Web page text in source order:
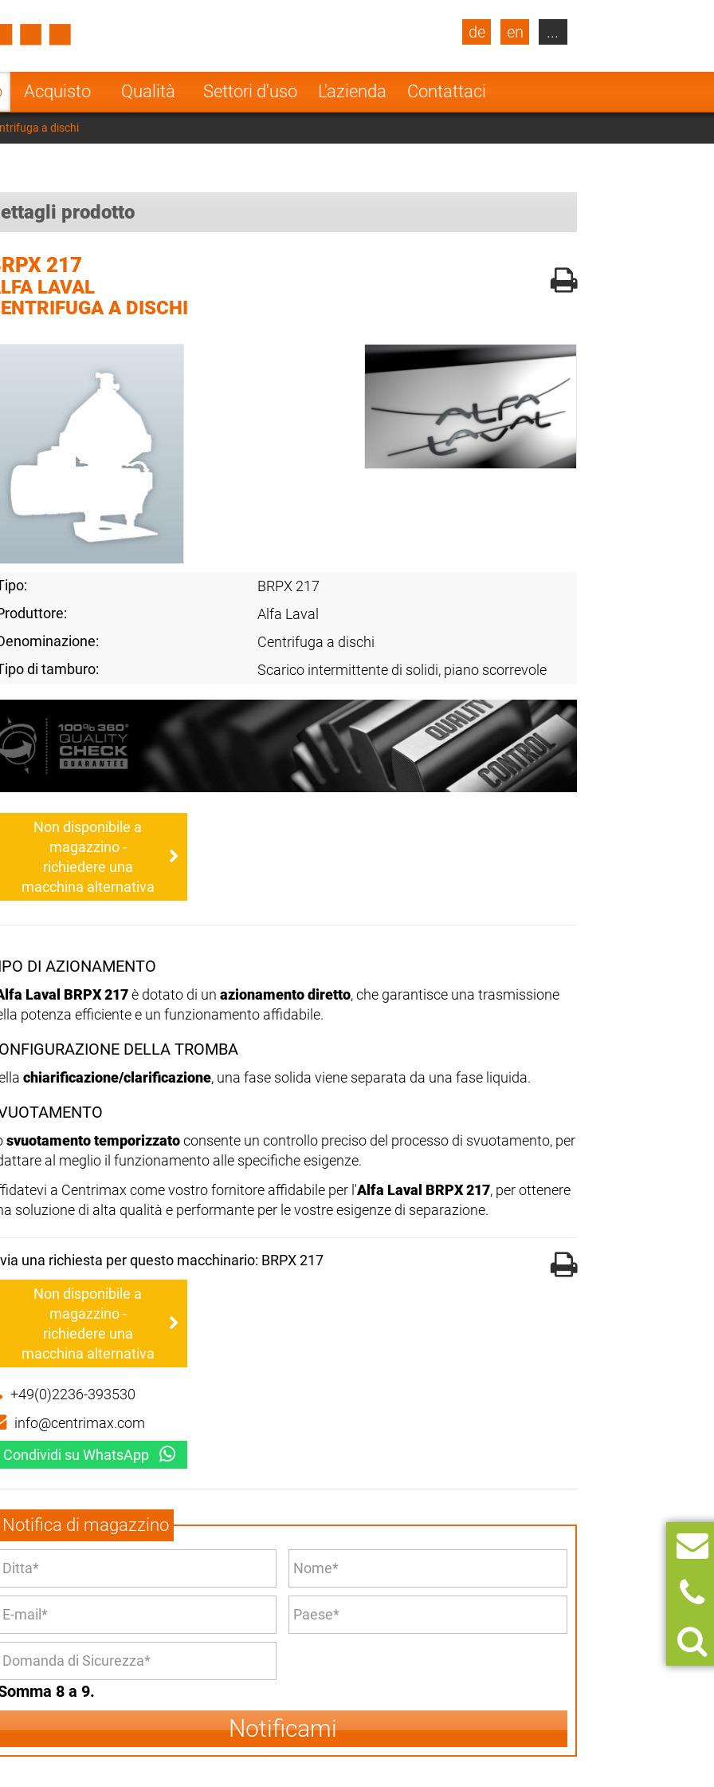
Acquisto Qualità Settori d'uso L'azienda Contattaci
de en
Turkey
Poland Norway
Netherlands
...
a dischi
prodotto
217
LAVAL
A DISCHI
BRPX 217
Alfa Laval
Centrifuga a dischi
di tamburo:
Scarico intermittente di solidi, piano scorrevole
Non disponibile a
magazzino -
richiedere una
macchina alternativa
DI AZIONAMENTO
Laval BRPX 217è dotato di un azionamento diretto, che garantisce una trasmissione
potenza efficiente e un funzionamento affidabile.
DELLA TROMBA
chiarificazione/clarificazione, una fase solida viene separata da una fase liquida.
svuotamento temporizzatoconsente un controllo preciso del processo di svuotamento, per
al meglio il funzionamento alle specifiche esigenze.
a Centrimax come vostro fornitore affidabile per l'Alfa Laval BRPX 217, per ottenere
soluzione di alta qualità e performante per le vostre esigenze di separazione.
una richiesta per questo macchinario: BRPX 217
Non disponibile a
magazzino -
richiedere una
macchina alternativa
+49(0)2236-393530
info@centrimax.com
Condividi su WhatsApp
Notifica di magazzino
8 a 9.
Notificami